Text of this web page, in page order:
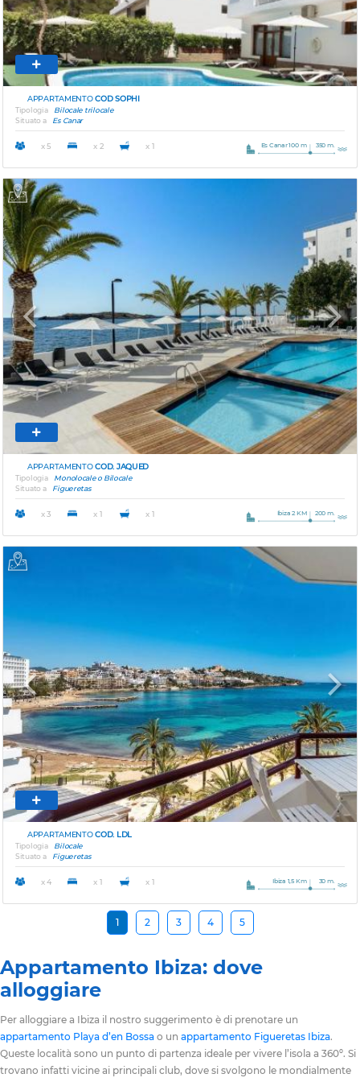
APPARTAMENTOCOD SOPHI
Tipologia
Bilocale trilocale
Situato a
Es Canar
x 5 x 2 x 1 Es Canar 100 m 350 m.
Previous Next
APPARTAMENTOCOD. JAQUED
Tipologia
Monolocale o Bilocale
Situato a
Figueretas
x 3 x 1 x 1 Ibiza 2 KM 200 m.
Previous Next
APPARTAMENTOCOD. LDL
Tipologia
Bilocale
Situato a
Figueretas
x 4 x 1 x 1 Ibiza 1,5 Km 30 m.
1 2 3 4 5
Appartamento Ibiza: dove
alloggiare
Per alloggiare a Ibiza il nostro suggerimento è di prenotare un
appartamento Playa d’en Bossa o un appartamento Figueretas Ibiza.
Queste località sono un punto di partenza ideale per vivere l’isola a 360º. Si
trovano infatti vicine ai principali club, dove si svolgono le mondialmente